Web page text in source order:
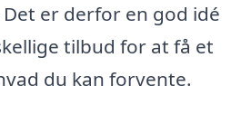
er derfor en god idé
tilbud for at få et
du kan forvente.